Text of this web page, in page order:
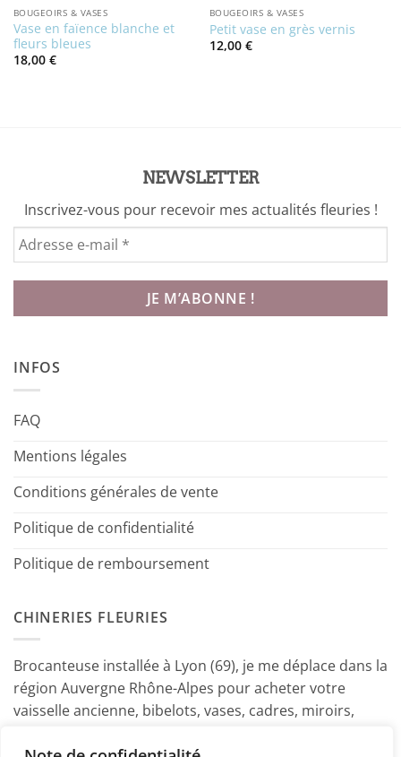
BOUGEOIRS & VASES
Vase en faïence blanche et
fleurs bleues
18,00 €
BOUGEOIRS & VASES
Petit vase en grès vernis
12,00 €
NEWSLETTER
Inscrivez-vous pour recevoir mes actualités fleuries !
INFOS
FAQ
Mentions légales
Conditions générales de vente
Politique de confidentialité
Politique de remboursement
CHINERIES FLEURIES
Brocanteuse installée à Lyon (69), je me déplace dans la
région Auvergne Rhône-Alpes pour acheter votre
vaisselle ancienne, bibelots, vases, cadres, miroirs,